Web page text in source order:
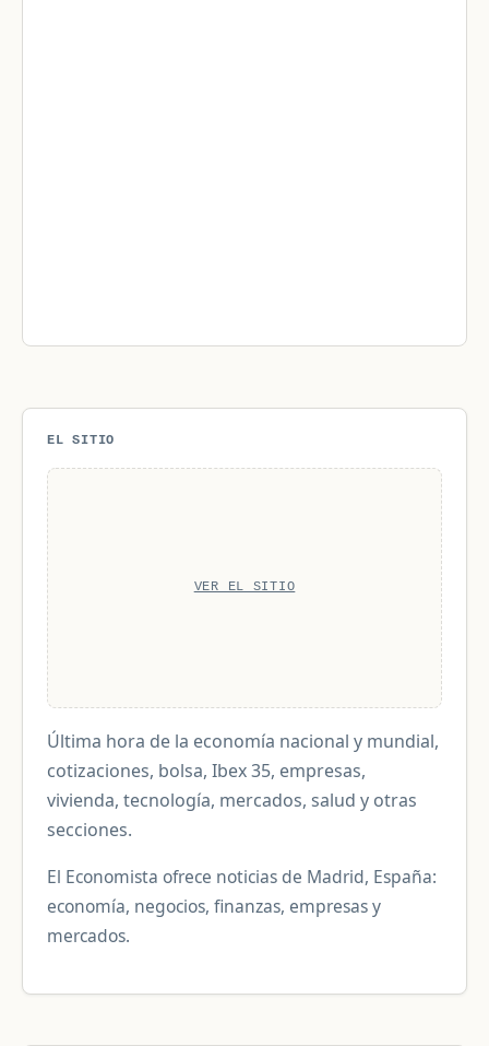
EL SITIO
VER EL SITIO
Última hora de la economía nacional y mundial,
cotizaciones, bolsa, Ibex 35, empresas,
vivienda, tecnología, mercados, salud y otras
secciones.
El Economista ofrece noticias de Madrid, España:
economía, negocios, finanzas, empresas y
mercados.